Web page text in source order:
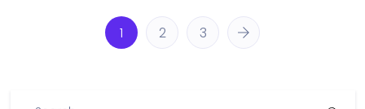
1 2 3